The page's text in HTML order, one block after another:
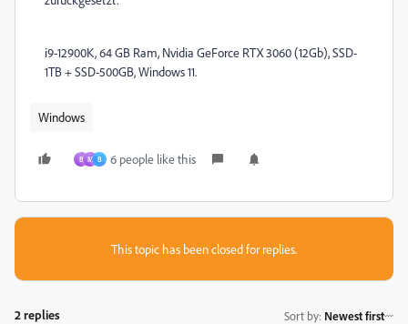
i9-12900K, 64 GB Ram, Nvidia GeForce RTX 3060 (12Gb), SSD-
1TB + SSD-500GB, Windows 11.
Windows
B M B 6 people like this
This topic has been closed for replies.
2 replies Sort by: Newest first